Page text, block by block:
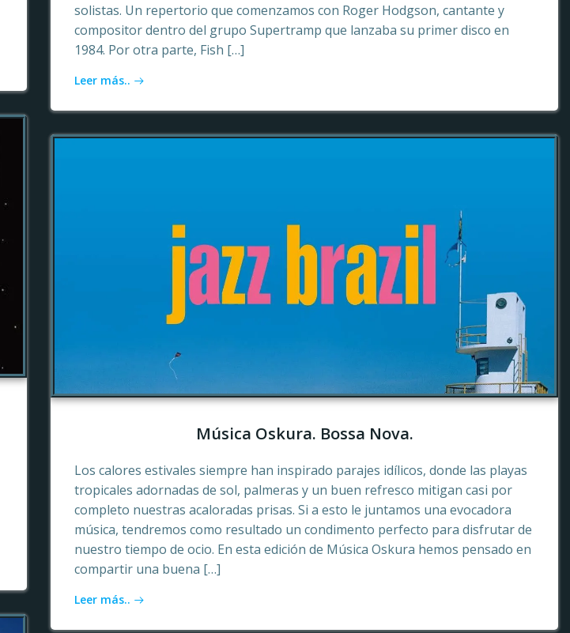
solistas. Un repertorio que comenzamos con Roger Hodgson, cantante y
compositor dentro del grupo Supertramp que lanzaba su primer disco en
1984. Por otra parte, Fish […]
Leer más..
Música Oskura. Bossa Nova.
Los calores estivales siempre han inspirado parajes idílicos, donde las playas
tropicales adornadas de sol, palmeras y un buen refresco mitigan casi por
completo nuestras acaloradas prisas. Si a esto le juntamos una evocadora
música, tendremos como resultado un condimento perfecto para disfrutar de
nuestro tiempo de ocio. En esta edición de Música Oskura hemos pensado en
compartir una buena […]
Leer más..